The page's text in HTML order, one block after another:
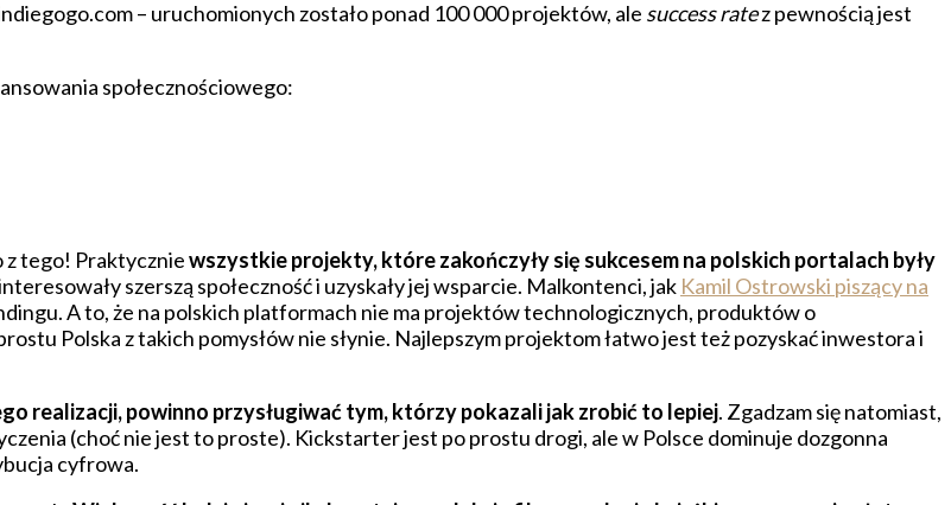
– uruchomionych zostało ponad 100 000 projektów, ale success ratez pewnością jest
społecznościowego:
z tego! Praktyczniewszystkie projekty, które zakończyły się sukcesem na polskich portalach były
szerszą społeczność i uzyskały jej wsparcie. Malkontenci, jak Kamil Ostrowski piszący na
A to, że na polskich platformach nie ma projektów technologicznych, produktów o
Polska z takich pomysłów nie słynie. Najlepszym projektom łatwo jest też pozyskać inwestora i
realizacji, powinno przysługiwać tym, którzy pokazali jak zrobić to lepiej. Zgadzam się natomiast,
(choć nie jest to proste). Kickstarter jest po prostu drogi, ale w Polsce dominuje dozgonna
cyfrowa.